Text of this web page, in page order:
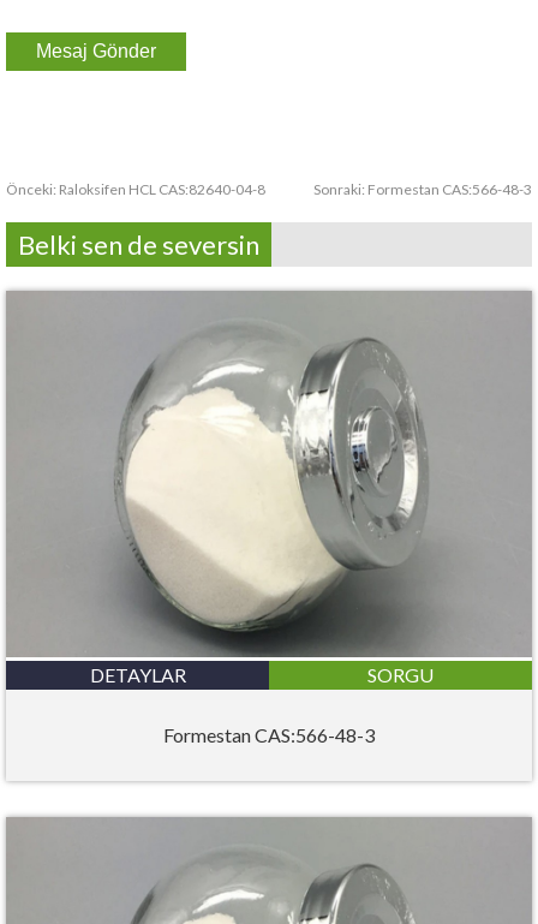
Önceki: Raloksifen HCL CAS:82640-04-8 Sonraki: Formestan CAS:566-48-3
Belki sen de seversin
DETAYLAR SORGU
Formestan CAS:566-48-3